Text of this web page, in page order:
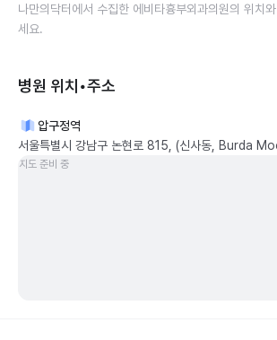
나만의닥터에서 수집한 에비타흉부외과의원의 위치
세요.
병원 위치•주소
압구정역
서울특별시 강남구 논현로 815, (신사동, Burda
지도 준비 중